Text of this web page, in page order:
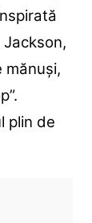
mănuși,
plin de